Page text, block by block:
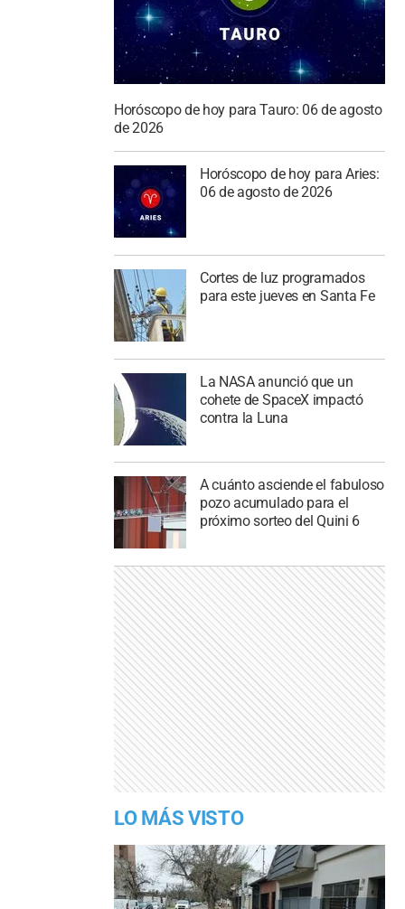
Horóscopo de hoy para Tauro: 06 de agosto
de 2026
Horóscopo de hoy para Aries:
06 de agosto de 2026
Cortes de luz programados
para este jueves en Santa Fe
La NASA anunció que un
cohete de SpaceX impactó
contra la Luna
A cuánto asciende el fabuloso
pozo acumulado para el
próximo sorteo del Quini 6
LO MÁS VISTO